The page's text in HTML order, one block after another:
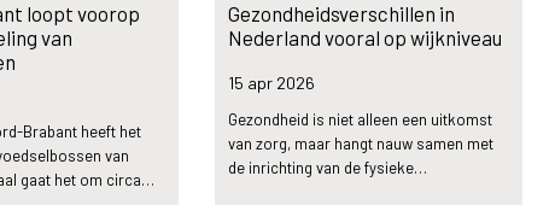
loopt voorop
van
Brabant heeft het
van
gaat het om circa…
Gezondheidsverschillen in
Nederland vooral op wijkniveau
15 apr 2026
Gezondheid is niet alleen een uitkomst
van zorg, maar hangt nauw samen met
de inrichting van de fysieke…